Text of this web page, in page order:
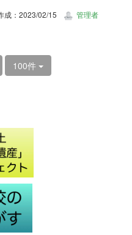
成：2023/02/15
管理者
100件